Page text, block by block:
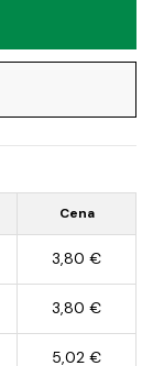
Cena
3,80 €
3,80 €
5,02 €